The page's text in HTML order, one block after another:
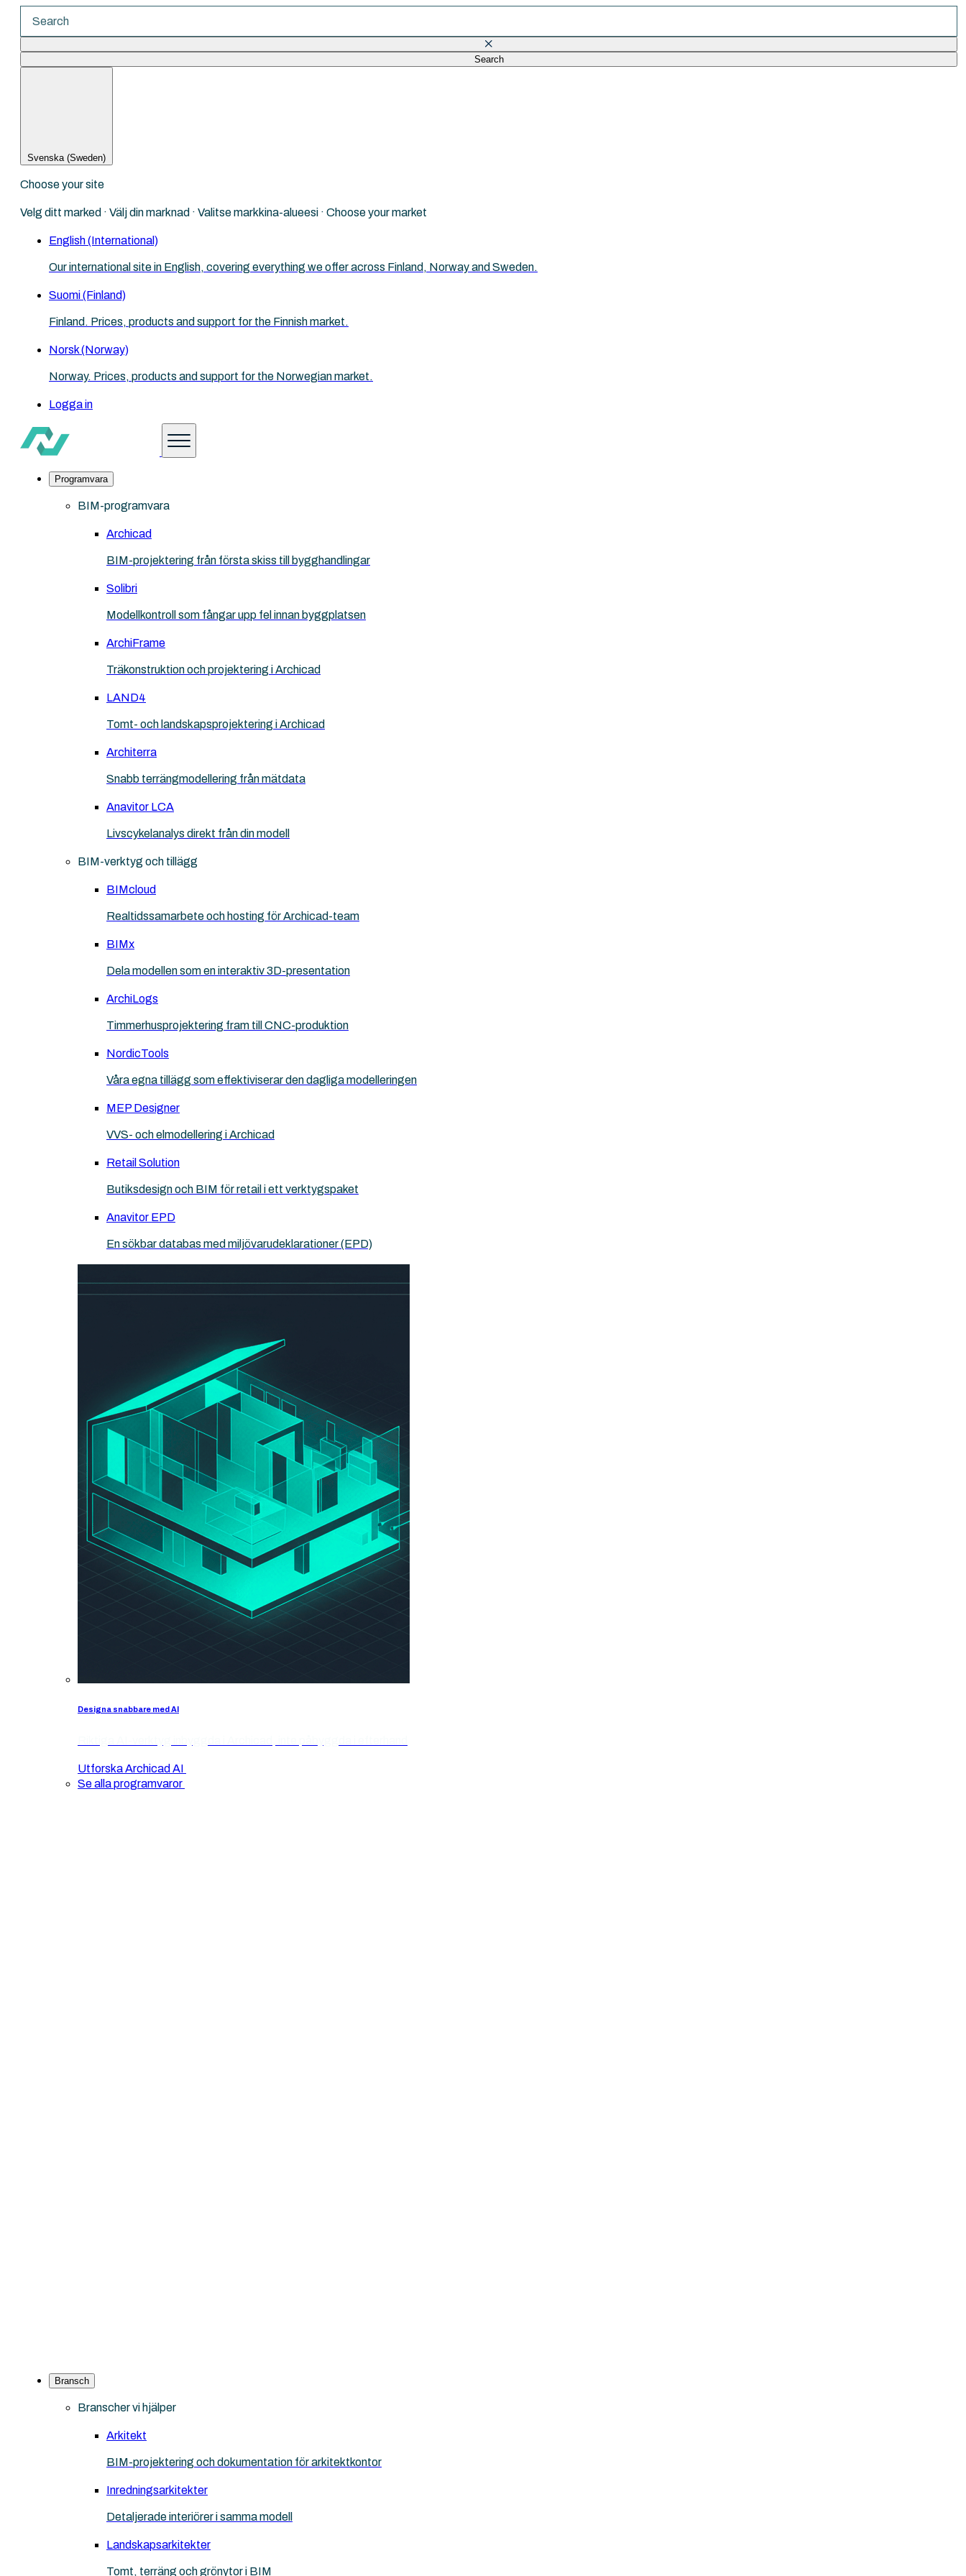
Search
Svenska (Sweden)
Choose your site
Velg ditt marked · Välj din marknad · Valitse markkina-alueesi · Choose your market
English (International)
Our international site in English, covering everything we offer across Finland, Norway and Sweden.
Suomi (Finland)
Finland. Prices, products and support for the Finnish market.
Norsk (Norway)
Norway. Prices, products and support for the Norwegian market.
Logga in
Programvara
BIM-programvara
Archicad
BIM-projektering från första skiss till bygghandlingar
Solibri
Modellkontroll som fångar upp fel innan byggplatsen
ArchiFrame
Träkonstruktion och projektering i Archicad
LAND4
Tomt- och landskapsprojektering i Archicad
Architerra
Snabb terrängmodellering från mätdata
Anavitor LCA
Livscykelanalys direkt från din modell
BIM-verktyg och tillägg
BIMcloud
Realtidssamarbete och hosting för Archicad-team
BIMx
Dela modellen som en interaktiv 3D-presentation
ArchiLogs
Timmerhusprojektering fram till CNC-produktion
NordicTools
Våra egna tillägg som effektiviserar den dagliga modelleringen
MEP Designer
VVS- och elmodellering i Archicad
Retail Solution
Butiksdesign och BIM för retail i ett verktygspaket
Anavitor EPD
En sökbar databas med miljövarudeklarationer (EPD)
Designa snabbare med AI
Utforska Archicad AI
Se alla programvaror
Bransch
Branscher vi hjälper
Arkitekt
BIM-projektering och dokumentation för arkitektkontor
Inredningsarkitekter
Detaljerade interiörer i samma modell
Landskapsarkitekter
Tomt, terräng och grönytor i BIM